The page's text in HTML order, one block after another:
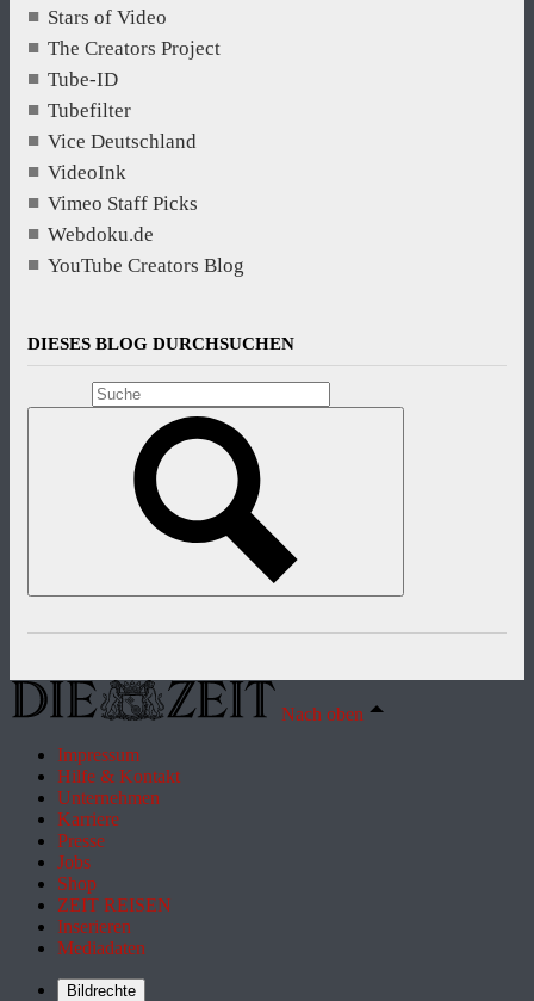
Stars of Video
The Creators Project
Tube-ID
Tubefilter
Vice Deutschland
VideoInk
Vimeo Staff Picks
Webdoku.de
YouTube Creators Blog
DIESES BLOG DURCHSUCHEN
Nach oben
Impressum
Hilfe & Kontakt
Unternehmen
Karriere
Presse
Jobs
Shop
ZEIT REISEN
Inserieren
Mediadaten
Bildrechte